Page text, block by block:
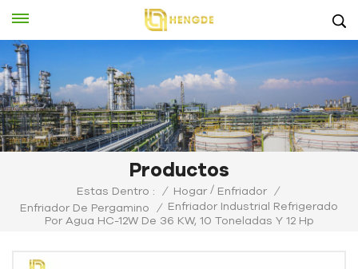
Productos
Estas Dentro : / Hogar / Enfriador /
Enfriador De Pergamino
/
Enfriador Industrial Refrigerado
Por Agua HC-12W De 36 KW, 10 Toneladas Y 12 Hp